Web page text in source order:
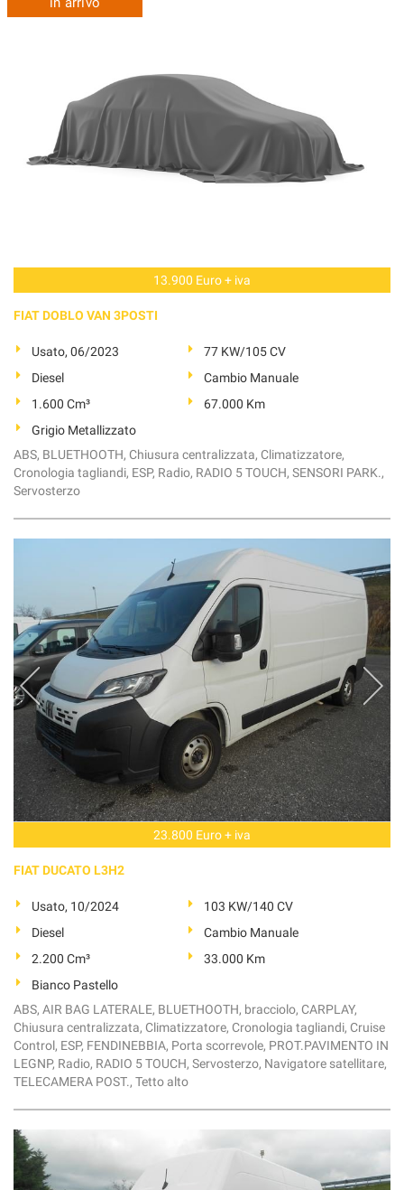
13.900 Euro + iva
FIAT DOBLO VAN 3POSTI
Usato, 06/2023
77 KW/105 CV
Diesel
Cambio Manuale
1.600 Cm³
67.000 Km
Grigio Metallizzato
ABS, BLUETHOOTH, Chiusura centralizzata, Climatizzatore,
Cronologia tagliandi, ESP, Radio, RADIO 5 TOUCH, SENSORI PARK.,
Servosterzo
23.800 Euro + iva
FIAT DUCATO L3H2
Usato, 10/2024
103 KW/140 CV
Diesel
Cambio Manuale
2.200 Cm³
33.000 Km
Bianco Pastello
ABS, AIR BAG LATERALE, BLUETHOOTH, bracciolo, CARPLAY,
Chiusura centralizzata, Climatizzatore, Cronologia tagliandi, Cruise
Control, ESP, FENDINEBBIA, Porta scorrevole, PROT.PAVIMENTO IN
LEGNP, Radio, RADIO 5 TOUCH, Servosterzo, Navigatore satellitare,
TELECAMERA POST., Tetto alto